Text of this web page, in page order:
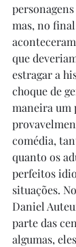
mas, no
que
estragar a
choque de
maneira um
comédia,
quanto os
perfeitos
situações.
Daniel
parte das
algumas,